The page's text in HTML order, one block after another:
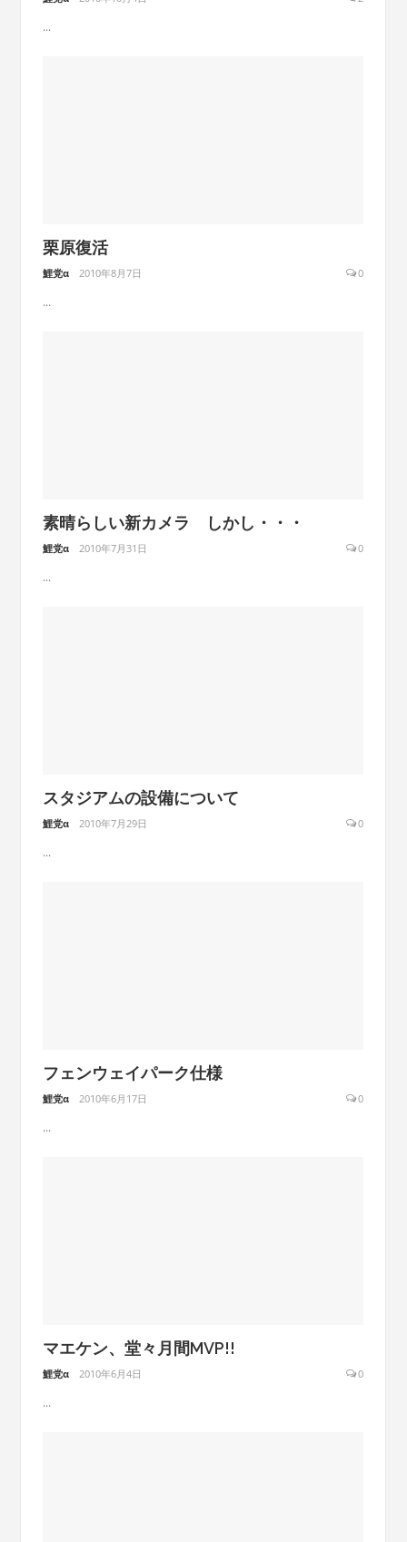
...
栗原復活
鯉党α 2010年8月7日 0
...
素晴らしい新カメラ しかし・・・
鯉党α 2010年7月31日 0
...
スタジアムの設備について
鯉党α 2010年7月29日 0
...
フェンウェイパーク仕様
鯉党α 2010年6月17日 0
...
マエケン、堂々月間MVP!!
鯉党α 2010年6月4日 0
...